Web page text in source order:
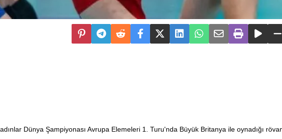
Dünya Şampiyonası Avrupa Elemeleri 1. Turu'nda Büyük Britanya ile oynadığı